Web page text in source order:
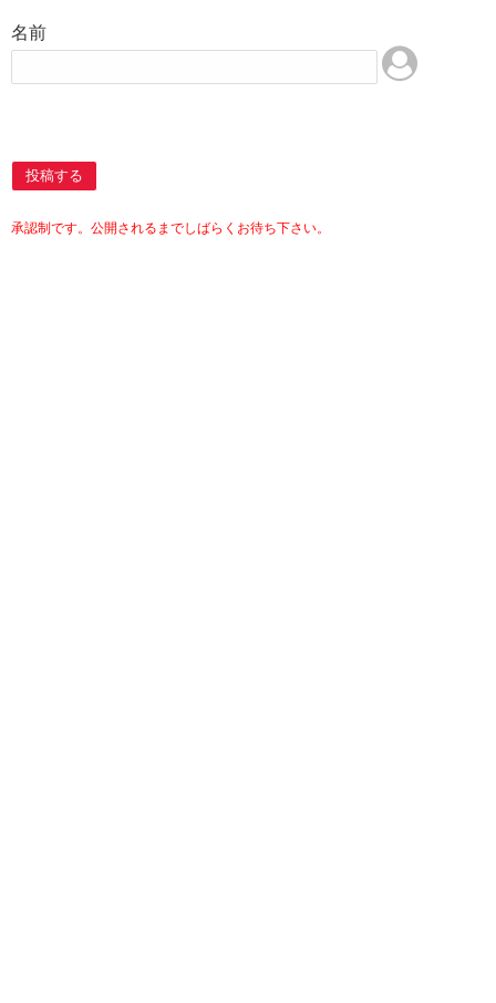
名前
投稿する
承認制です。公開されるまでしばらくお待ち下さい。